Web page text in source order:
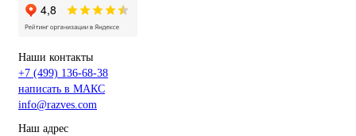
Наши контакты
+7 (499) 136-68-38
написать в МАКС
info@razves.com
Наш адрес